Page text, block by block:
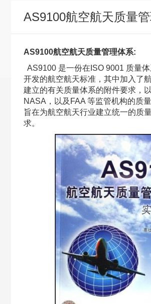
AS9100航空航天质量
AS9100航空航天质量管理体系:
AS9100 是一份在ISO 9001 质量
开发的航空航天标准，其中加入了
建立的有关质量体系的附件要求，
NASA，以及FAA 等监管机构的质
旨在为航空航天行业建立统一的质
求。